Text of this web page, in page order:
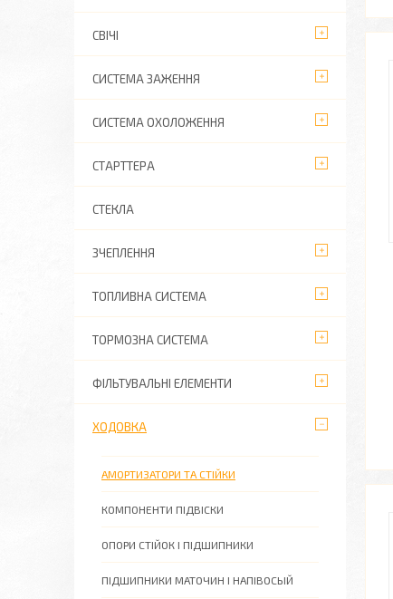
СВІЧІ
СИСТЕМА ЗАЖЕННЯ
СИСТЕМА ОХОЛОЖЕННЯ
СТАРТТЕРА
СТЕКЛА
ЗЧЕПЛЕННЯ
ТОПЛИВНА СИСТЕМА
ТОРМОЗНА СИСТЕМА
ФІЛЬТУВАЛЬНІ ЕЛЕМЕНТИ
ХОДОВКА
АМОРТИЗАТОРИ ТА СТІЙКИ
КОМПОНЕНТИ ПІДВІСКИ
ОПОРИ СТІЙОК І ПІДШИПНИКИ
ПІДШИПНИКИ МАТОЧИН І НАПІВОСЬІЙ